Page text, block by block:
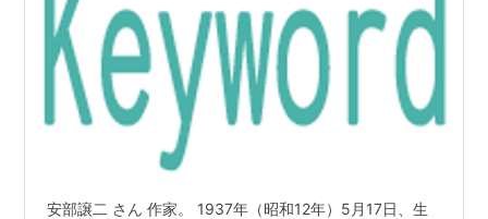
安部譲二 さん 作家。 1937年（昭和12年）5月17日、生